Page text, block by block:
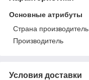
Основные атрибуты
Страна производитель
Производитель
Условия доставки